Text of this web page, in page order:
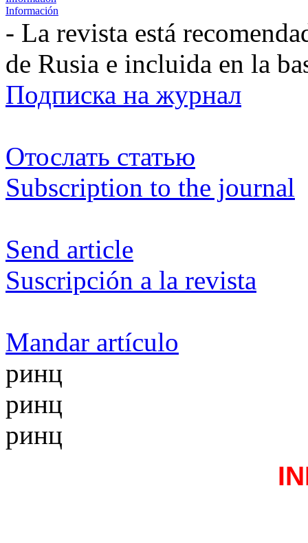
Información
- La revista está
de Rusia e incluida en la
Подписка на журнал
Отослать статью
Subscription to the journal
Send article
Suscripción a la revista
Mandar artículo
ринц
ринц
ринц